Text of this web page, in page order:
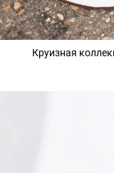
Круизная